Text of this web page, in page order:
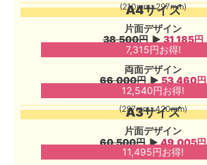
A4サイズ
(210mm×297mm)
片面デザイン
38,500円 ▶︎ 31,185円
7,315円お得!
両面デザイン
66,000円 ▶︎ 53,460円
12,540円お得!
A3サイズ
(297mm×420mm)
片面デザイン
60,500円 ▶︎49,005円
11,495円お得!